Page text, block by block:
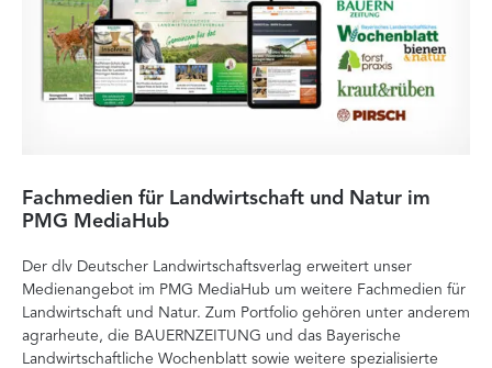
Fachmedien für Landwirtschaft und Natur im
PMG MediaHub
Der dlv Deutscher Landwirtschaftsverlag erweitert unser
Medienangebot im PMG MediaHub um weitere Fachmedien für
Landwirtschaft und Natur. Zum Portfolio gehören unter anderem
agrarheute, die BAUERNZEITUNG und das Bayerische
Landwirtschaftliche Wochenblatt sowie weitere spezialisierte